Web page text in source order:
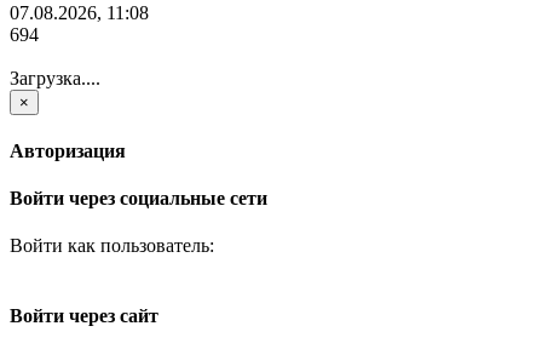
07.08.2026, 11:08
694
Загрузка....
×
Авторизация
Войти через социальные сети
Войти как пользователь:
Войти через сайт